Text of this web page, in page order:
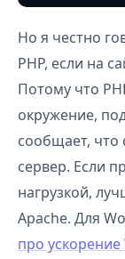
Но я честно
PHP, если на
Потому что
окружение,
сообщает, что
сервер. Если
нагрузкой,
Apache. Для
про